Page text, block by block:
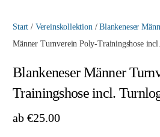
Start / Vereinskollektion/Blankeneser
Männer Turnverein Poly-Trainingshose
Blankeneser Männer
Trainingshose incl.
ab€25.00